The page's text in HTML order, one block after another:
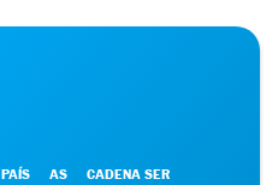
AS CADENA SER